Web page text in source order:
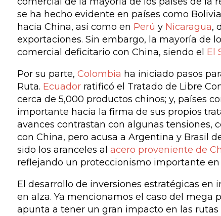
se ha hecho evidente en países como
hacia China, así como en Perú y Nicaragua,
exportaciones. Sin embargo, la mayoría de
comercial deficitario con China, siendo el El
Por su parte, Colombia ha iniciado pasos
Ruta. Ecuadorratificó el Tratado de Libre
cerca de 5,000 productos chinos; y, países
importante hacia la firma de sus propios
avances contrastan con algunas tensiones,
con China, pero acusa a Argentina y Brasil
sido los aranceles al acero proveniente de
reflejando un proteccionismo importante en
El desarrollo de inversiones estratégicas
en alza. Ya mencionamos el caso del
apunta a tener un gran impacto en las